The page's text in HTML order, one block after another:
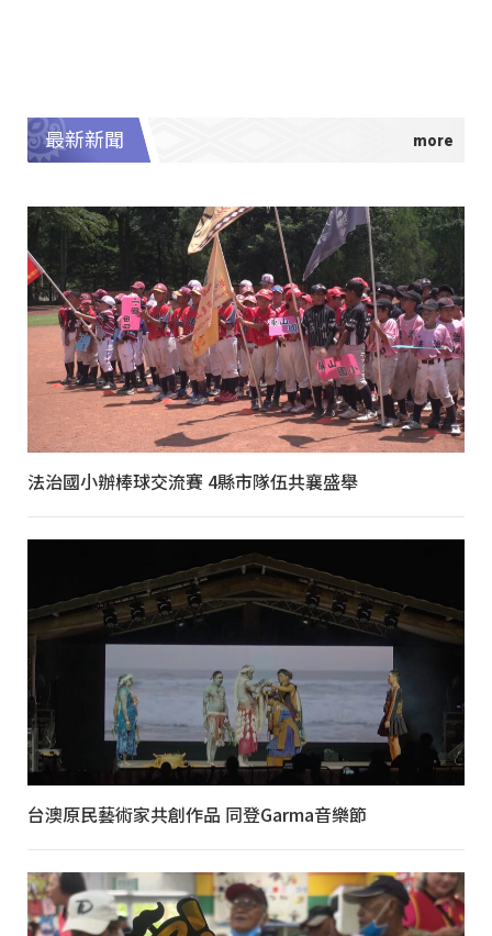
最新新聞
法治國小辦棒球交流賽 4縣市隊伍共襄盛舉
台澳原民藝術家共創作品 同登Garma音樂節